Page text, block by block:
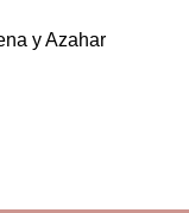
y Azahar